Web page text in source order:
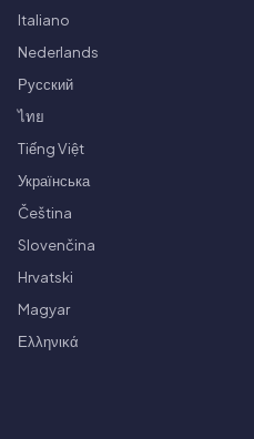
Italiano
Nederlands
Русский
ไทย
Tiếng Việt
Українська
Čeština
Slovenčina
Hrvatski
Magyar
Ελληνικά